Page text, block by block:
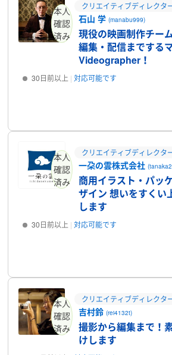
本人
確認
済み
クリエイティブディレクタ
石山 学(manabu999)
現役の映画制作チー
編集・配信までする
Videographer！
30日前以上 対応可能です
本人
確認
済み
クリエイティブディレクタ
一朶の雲株式会社
商用イラスト・パッ
ザイン 想いをすくい
します
30日前以上 対応可能です
本人
確認
済み
クリエイティブディレクタ
吉村鈴(rei4132t)
撮影から編集まで！
けします